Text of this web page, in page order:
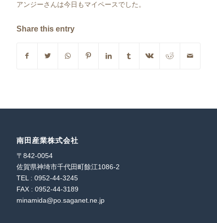
アンジーさんは今日もマイペースでした。
Share this entry
南田産業株式会社
〒842-0054
佐賀県神埼市千代田町餘江1086-2
TEL : 0952-44-3245
FAX : 0952-44-3189
minamida@po.saganet.ne.jp